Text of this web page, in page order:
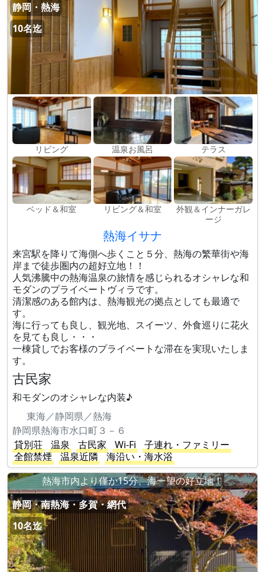
静岡・熱海
10名迄
リビング 温泉お風呂 テラス
ベッド＆和室 リビング＆和室
外観＆インナーガレ
ージ
熱海イサナ
来宮駅を降りて海側へ歩くこと５分、熱海の繁華街や海
岸まで徒歩圏内の超好立地！！
人気沸騰中の熱海温泉の旅情を感じられるオシャレな和
モダンのプライベートヴィラです。
清潔感のある館内は、熱海観光の拠点としても最適で
す。
海に行っても良し、観光地、スイーツ、外食巡りに花火
を見ても良し・・・
一棟貸しでお客様のプライベートな滞在を実現いたしま
す。
古民家
和モダンのオシャレな内装♪
東海／静岡県／熱海
静岡県熱海市水口町３－６
貸別荘
温泉 古民家 Wi-Fi
子連れ・ファミリー
全館禁煙
温泉近隣
海沿い・海水浴
熱海市内より僅か15分、海一望の好立地！
静岡・南熱海・多賀・網代
10名迄